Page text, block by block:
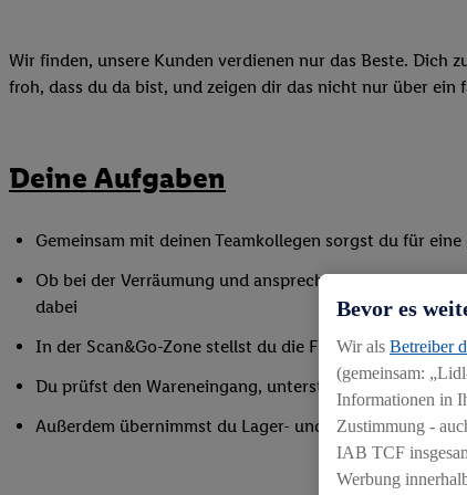
Wir finden, unsere Kunden verdienen nur das Beste. Dich
froh, dass du da bist, und zeigen dir das nicht nur über
Deine Aufgaben
Gemeinsam mit deinen Teamkollegen sorgst du für
Ob bei der Verräumung und ansprechenden
dabei
In der Scan&Go-Zone stellst du die Funktionsfähigkeit
Du prüfst den Wareneingang, unterstützt bei
Außerdem übernimmst du Lager- und
Bevor es
Wir als Betreiber
(gemeinsam:
Informationen in
Zustimmung -
IAB TCF
Werbung